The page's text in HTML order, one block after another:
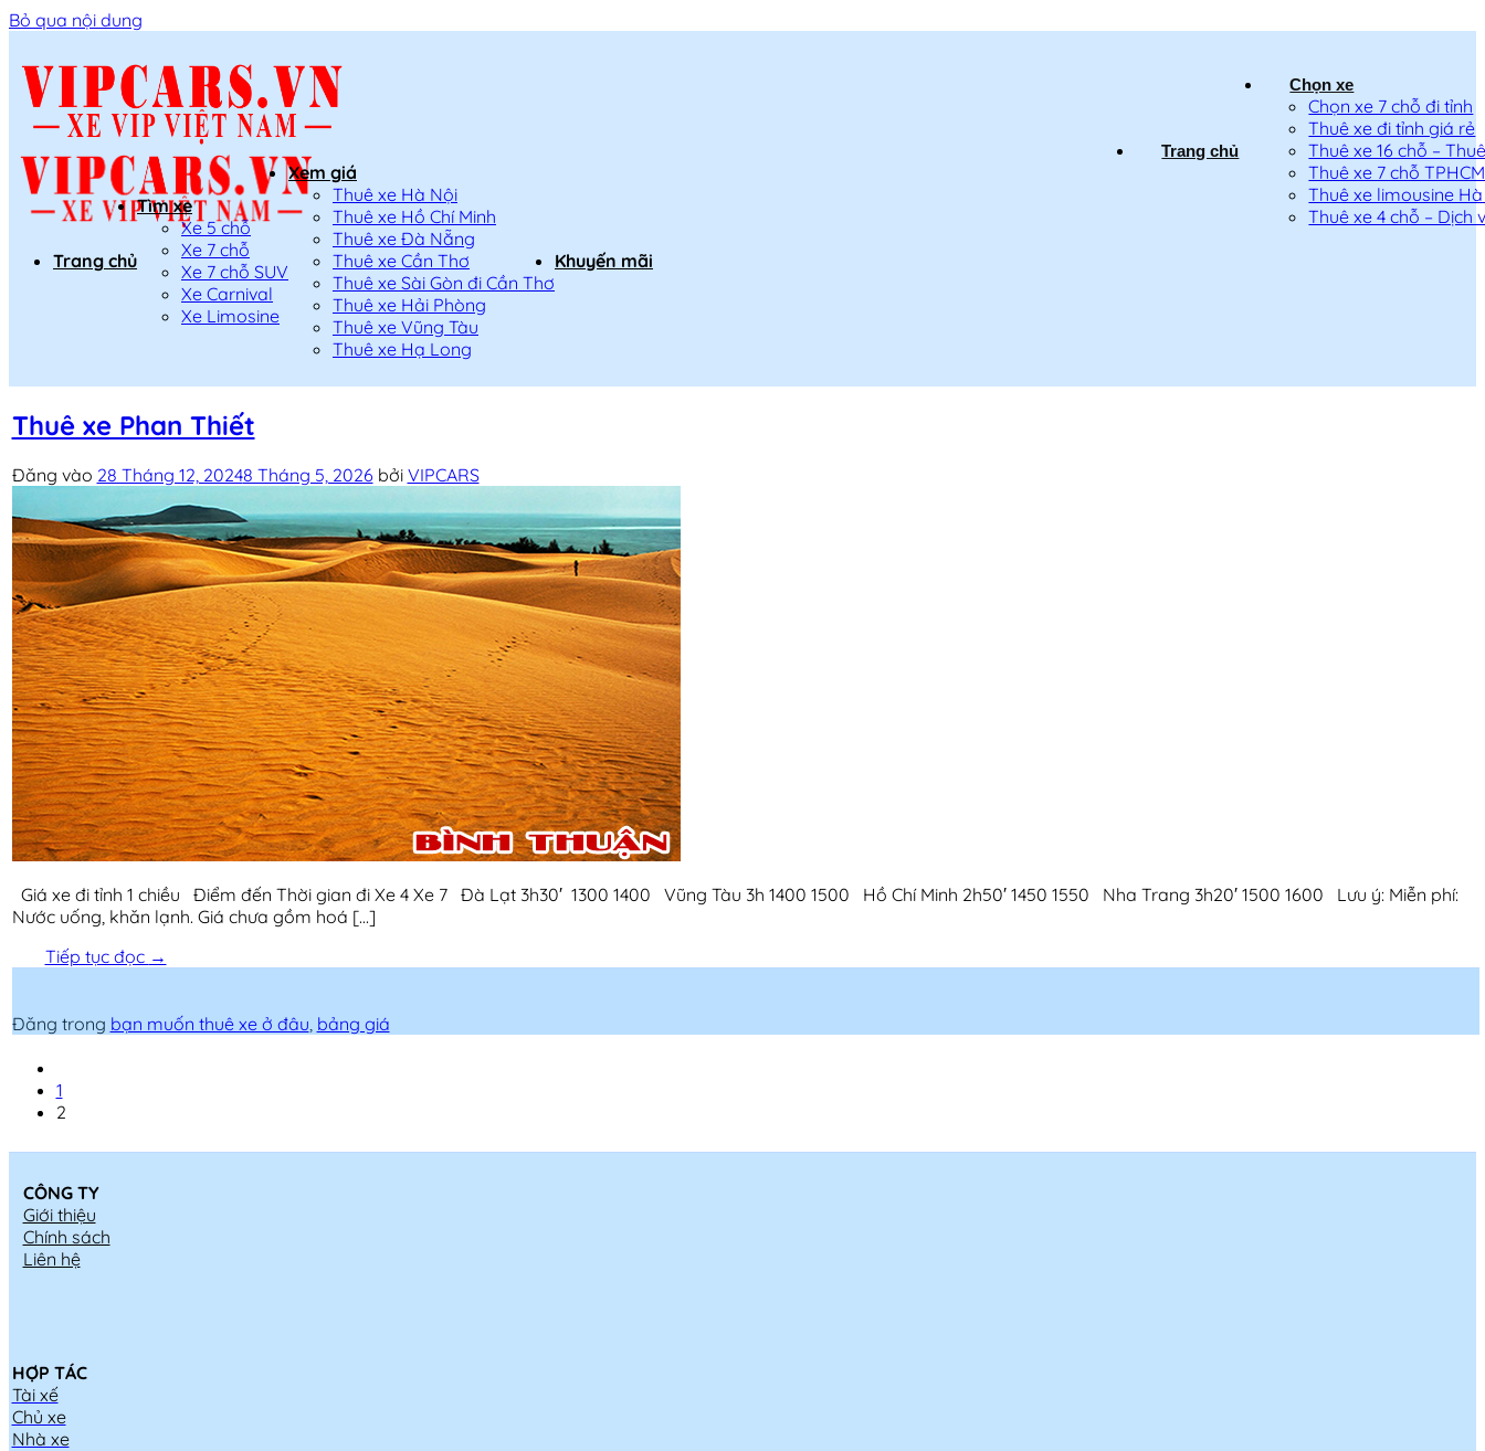
Bỏ qua nội dung
Trang chủ
Chọn xe
Chọn xe 7 chỗ đi tỉnh
Thuê xe đi tỉnh giá rẻ
Thuê xe 16 chỗ –
Thuê xe 7 chỗ TPHCM
Thuê xe limousine
Thuê xe 4 chỗ – Dịch
Trang chủ
Tìm xe
Xe 5 chỗ
Xe 7 chỗ
Xe 7 chỗ SUV
Xe Carnival
Xe Limosine
Xem giá
Thuê xe Hà Nội
Thuê xe Hồ Chí Minh
Thuê xe Đà Nẵng
Thuê xe Cần Thơ
Thuê xe Sài Gòn đi Cần Thơ
Thuê xe Hải Phòng
Thuê xe Vũng Tàu
Thuê xe Hạ Long
Khuyến mãi
Thuê xe Phan Thiết
Đăng vào 28 Tháng 12, 20248 Tháng 5, 2026 bởi VIPCARS
Giá xe đi tỉnh 1 chiều Điểm đến Thời gian đi Xe 4 Xe 7 Đà Lạt 3h30′ 1300 1400 Vũng Tàu 3h 1400 1500 Hồ Chí Minh 2h50′ 1450 1550 Nha Trang 3h20′ 1500 1600 Lưu ý: Miễn phí:
Nước uống, khăn lạnh. Giá chưa gồm hoá […]
Tiếp tục đọc →
Đăng trong bạn muốn thuê xe ở đâu bảng giá
1
2
CÔNG TY
Giới thiệu
Chính sách
Liên hệ
HỢP TÁC
Tài xế
Chủ xe
Nhà xe